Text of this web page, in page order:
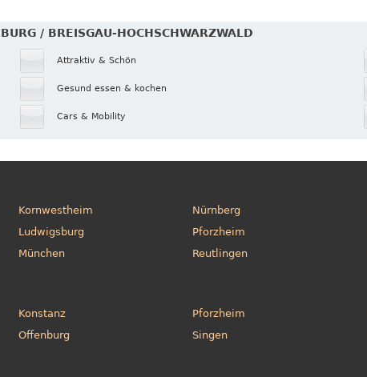
/ BREISGAU-HOCHSCHWARZWALD
Attraktiv & Schön
Gesund essen & kochen
Cars & Mobility
Kornwestheim
Ludwigsburg
München
Nürnberg
Pforzheim
Reutlingen
Konstanz
Offenburg
Pforzheim
Singen